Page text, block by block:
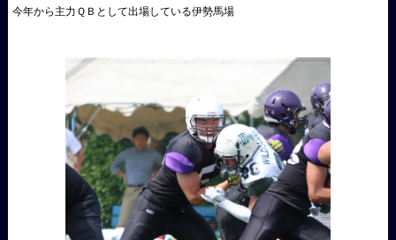
今年から主力ＱＢとして出場している伊勢馬場